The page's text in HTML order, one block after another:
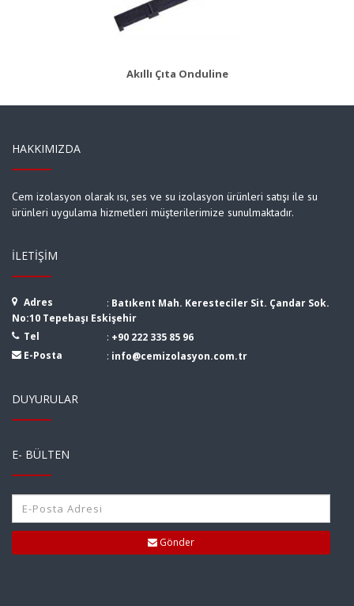
Akıllı Çıta Onduline
Ürün Detayı
HAKKIMIZDA
Cem izolasyon olarak ısı, ses ve su izolasyon ürünleri satışı ile su
ürünleri uygulama hizmetleri müşterilerimize sunulmaktadır.
İLETIŞIM
Adres : Batıkent Mah. Keresteciler Sit. Çandar Sok.
No:10 Tepebaşı Eskişehir
Tel
: +90 222 335 85 96
E-Posta
: info@cemizolasyon.com.tr
DUYURULAR
E- BÜLTEN
Gönder